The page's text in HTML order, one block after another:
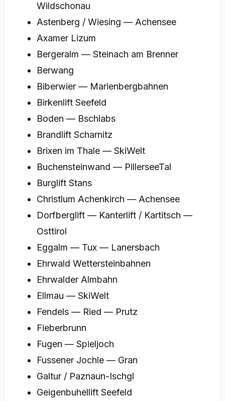
Wildschonau
Astenberg / Wiesing — Achensee
Axamer Lizum
Bergeralm — Steinach am Brenner
Berwang
Biberwier — Marienbergbahnen
Birkenlift Seefeld
Boden — Bschlabs
Brandlift Scharnitz
Brixen im Thale — SkiWelt
Buchensteinwand — PillerseeTal
Burglift Stans
Christlum Achenkirch — Achensee
Dorfberglift — Kanterlift / Kartitsch —
Osttirol
Eggalm — Tux — Lanersbach
Ehrwald Wettersteinbahnen
Ehrwalder Almbahn
Ellmau — SkiWelt
Fendels — Ried — Prutz
Fieberbrunn
Fugen — Spieljoch
Fussener Jochle — Gran
Galtur / Paznaun-Ischgl
Geigenbuhellift Seefeld